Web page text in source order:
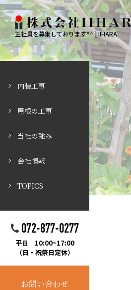
正社員を募集しております^^ | IIHARA
内装工事
屋根の工事
当社の強み
会社情報
TOPICS
072-877-0277
平日 10:00~17:00
（日・祝祭日定休）
お問い合わせ